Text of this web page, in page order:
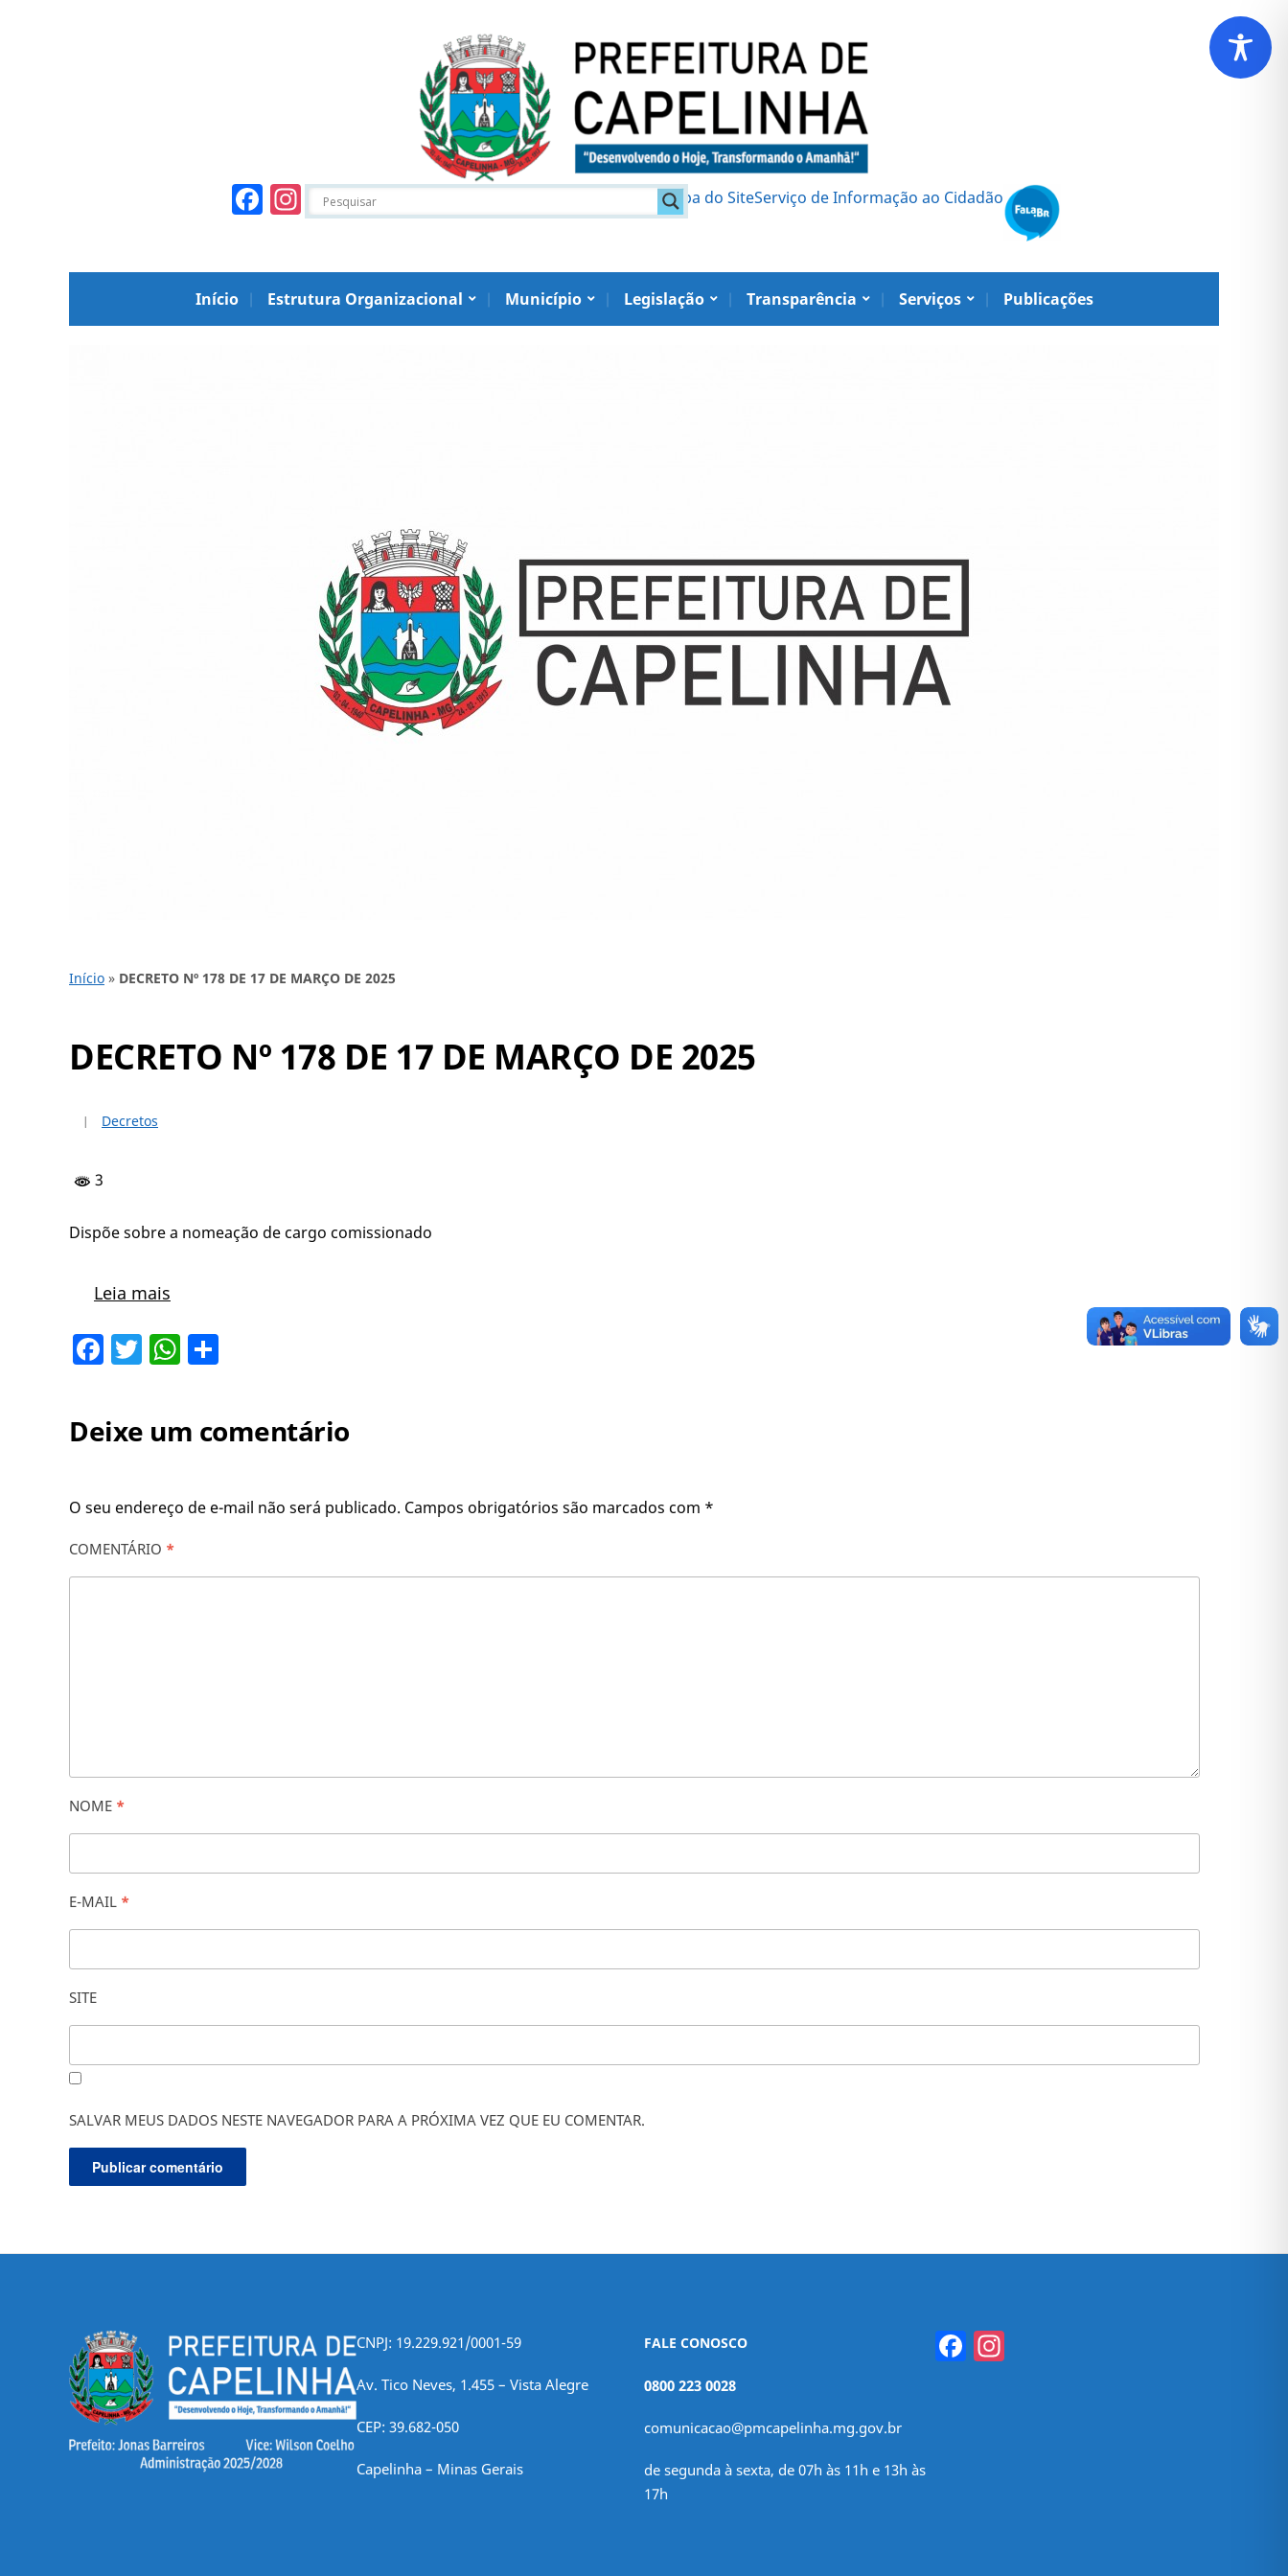
Facebook
Instagram Mapa do SiteServiço de Informação ao Cidadão
Início Estrutura Organizacional Município Legislação Transparência Serviços Publicações
Início » DECRETO Nº 178 DE 17 DE MARÇO DE 2025
DECRETO Nº 178 DE 17 DE MARÇO DE 2025
Decretos
3
Dispõe sobre a nomeação de cargo comissionado
Leia mais
Facebook
TwitterWhatsApp
Deixe um comentário
O seu endereço de e-mail não será publicado. Campos obrigatórios são marcados com *
COMENTÁRIO *
NOME *
E-MAIL *
SITE
SALVAR MEUS DADOS NESTE NAVEGADOR PARA A PRÓXIMA VEZ QUE EU COMENTAR.
CNPJ: 19.229.921/0001-59
Av. Tico Neves, 1.455 – Vista Alegre
CEP: 39.682-050
Capelinha – Minas Gerais
FALE CONOSCO
0800 223 0028
comunicacao@pmcapelinha.mg.gov.br
de segunda à sexta, de 07h às 11h e 13h às
17h
Facebook